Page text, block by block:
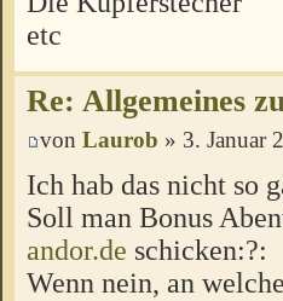
etc
Re: Allgemeines
von Laurob » 3. Januar
Ich hab das nicht so
Soll man Bonus
andor.de schicken:?:
Wenn nein, an